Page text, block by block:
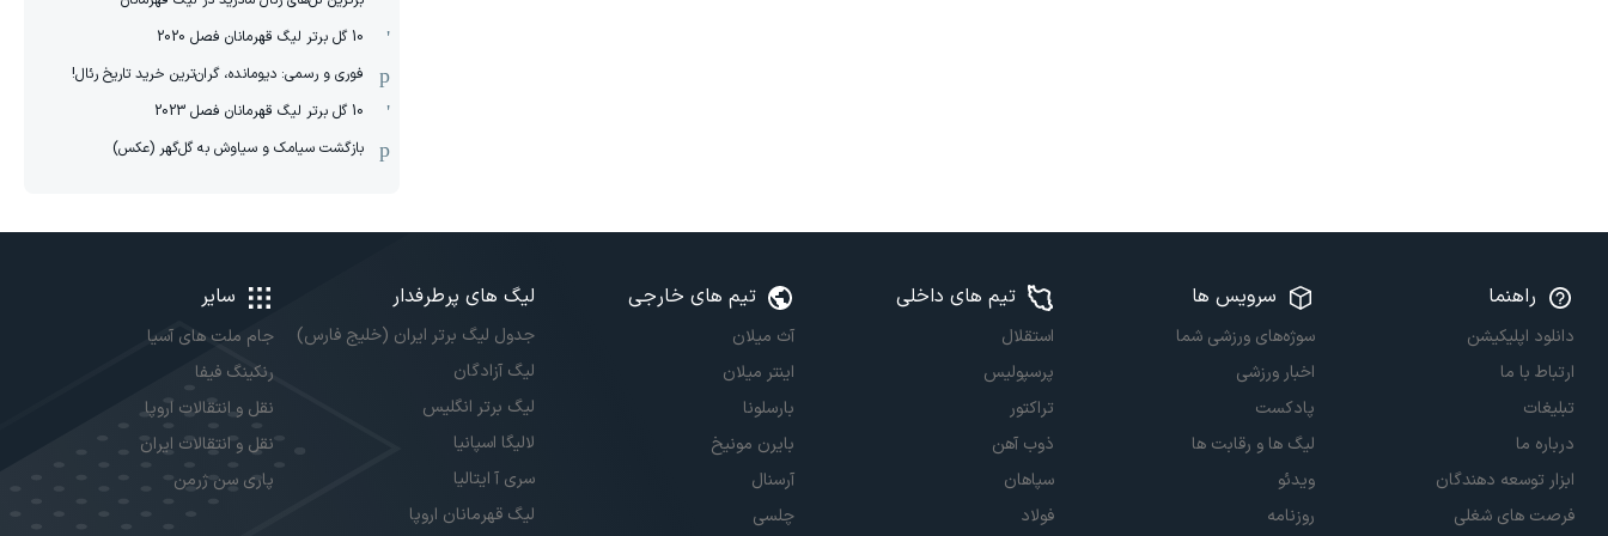
10 گل برتر لیگ قهرمانان فصل 2020
فوری و رسمی: دیومانده، گران‌ترین خرید تاریخ رئال!
10 گل برتر لیگ قهرمانان فصل 2023
بازگشت سیامک و سیاوش به گل‌گهر (عکس)
راهنما
دانلود اپلیکیشن
ارتباط با ما
تبلیغات
درباره ما
ابزار توسعه دهندگان
فرصت های شغلی
سرویس ها
سوژه‌های ورزشی شما
اخبار ورزشی
پادکست
لیگ ها و رقابت ها
ویدئو
روزنامه
تیم های داخلی
استقلال
پرسپولیس
تراکتور
ذوب آهن
سپاهان
فولاد
تیم های خارجی
آث میلان
اینتر میلان
بارسلونا
بایرن مونیخ
آرسنال
چلسی
لیگ های پرطرفدار
جدول لیگ برتر ایران (خلیج فارس)
لیگ آزادگان
لیگ برتر انگلیس
لالیگا اسپانیا
سری آ ایتالیا
لیگ قهرمانان اروپا
سایر
جام ملت های آسیا
رنکینگ فیفا
نقل و انتقالات اروپا
نقل و انتقالات ایران
پاری سن ژرمن